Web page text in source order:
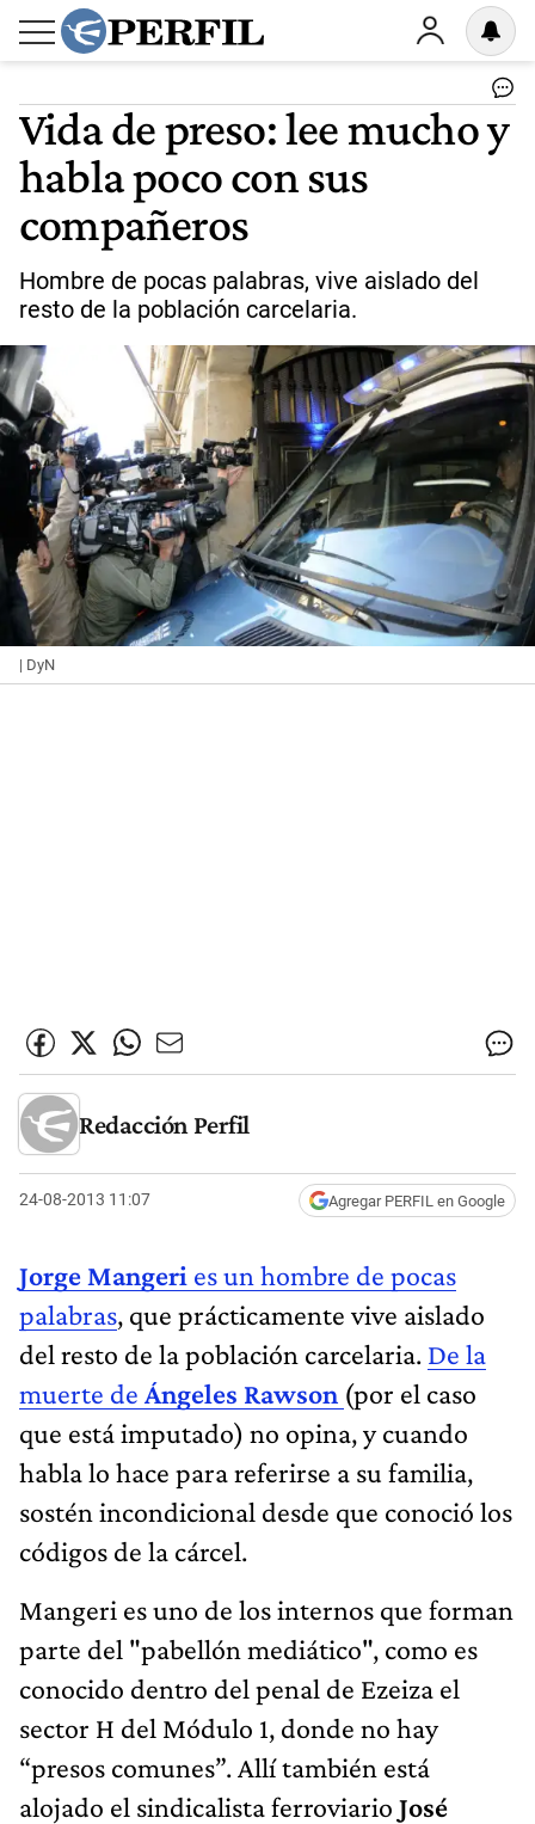
Vida de preso: lee mucho y
habla poco con sus
compañeros
Hombre de pocas palabras, vive aislado del
resto de la población carcelaria.
| DyN
Redacción Perfil
24-08-2013 11:07 Agregar PERFIL en Google
Jorge Mangeri es un hombre de pocas
palabras, que prácticamente vive aislado
del resto de la población carcelaria. De la
muerte de Ángeles Rawson (por el caso
que está imputado) no opina, y cuando
habla lo hace para referirse a su familia,
sostén incondicional desde que conoció los
códigos de la cárcel.
Mangeri es uno de los internos que forman
parte del "pabellón mediático", como es
conocido dentro del penal de Ezeiza el
sector H del Módulo 1, donde no hay
“presos comunes”. Allí también está
alojado el sindicalista ferroviario José